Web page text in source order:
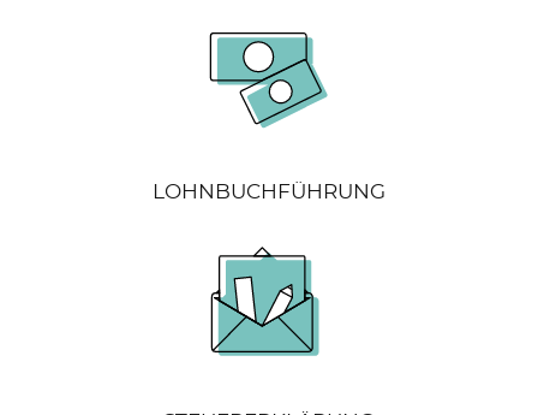
LOHNBUCHFÜHRUNG